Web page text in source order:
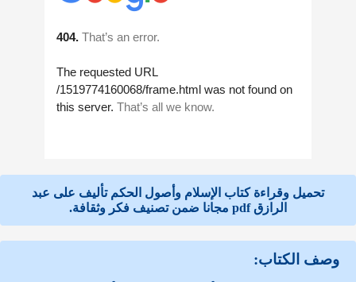
تحميل وقراءة كتاب الإسلام وأصول الحكم تأليف على عبد
الرازق pdf مجانا ضمن تصنيف فكر وثقافة.
وصف الكتاب: